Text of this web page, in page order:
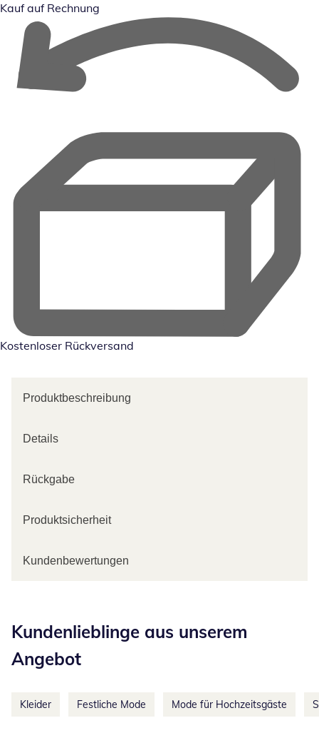
Kauf auf Rechnung
Kostenloser Rückversand
Produktbeschreibung
Details
Rückgabe
Produktsicherheit
Kundenbewertungen
Kundenlieblinge aus unserem
Angebot
Kleider Festliche Mode Mode für Hochzeitsgäste